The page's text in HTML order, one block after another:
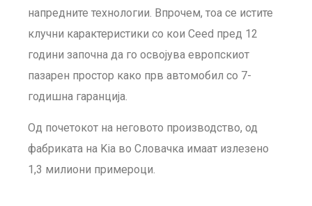
напредните технологии. Впрочем, тоа се истите
клучни карактеристики со кои Ceed пред 12
години започна да го освојува европскиот
пазарен простор како прв автомобил со 7-
годишна гаранција.
Од почетокот на неговото производство, од
фабриката на Kia во Словачка имаат излезено
1,3 милиони примероци.